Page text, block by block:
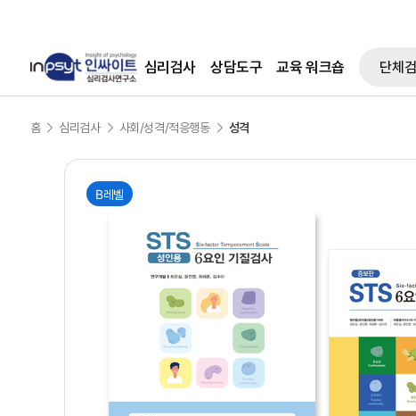
심리검사 상담도구 교육 워크숍 단체
홈 심리검사 사회/성격/적응행동 성격
B레벨